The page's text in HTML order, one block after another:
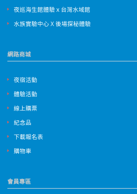
夜巡海生館體驗ｘ台灣水域館
水族實驗中心 X 後場探秘體驗
網路商城
夜宿活動
體驗活動
線上購票
紀念品
下載報名表
購物車
會員專區